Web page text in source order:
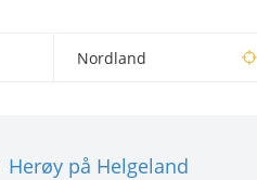
Herøy på Helgeland